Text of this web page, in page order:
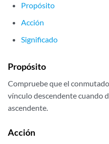
Propósito
Acción
Significado
Propósito
Compruebe que el
vínculo descendente cuando
ascendente.
Acción